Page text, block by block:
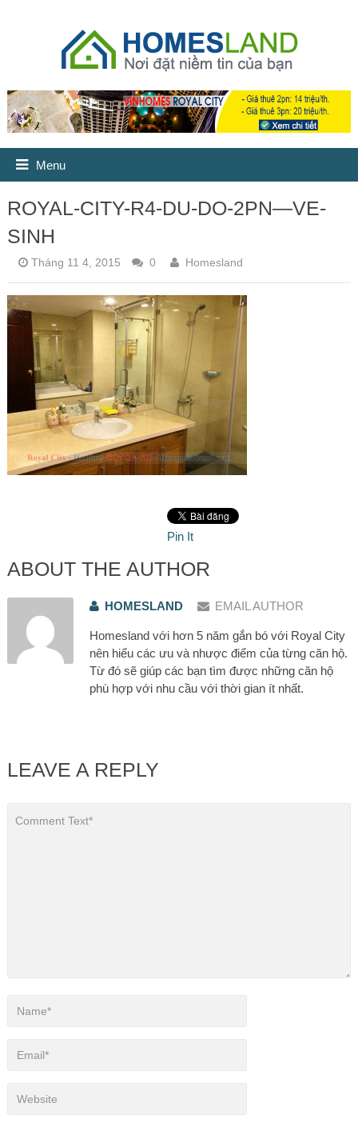
Menu
ROYAL-CITY-R4-DU-DO-2PN—VE-
SINH
Tháng 11 4, 2015 0 Homesland
Pin It
ABOUT THE AUTHOR
HOMESLAND EMAIL AUTHOR
Homesland với hơn 5 năm gắn bó với Royal City
nên hiểu các ưu và nhược điểm của từng căn hộ.
Từ đó sẽ giúp các bạn tìm được những căn hộ
phù hợp với nhu cầu với thời gian ít nhất.
LEAVE A REPLY